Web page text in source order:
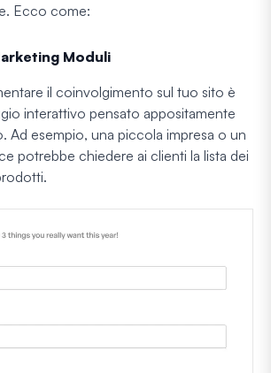
Ecco come:
Moduli
il coinvolgimento sul tuo sito è
interattivo pensato appositamente
Ad esempio, una piccola impresa o un
potrebbe chiedere ai clienti la lista dei